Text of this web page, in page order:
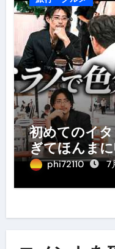
初めてのイ
ぎてほんま
phi72110 7